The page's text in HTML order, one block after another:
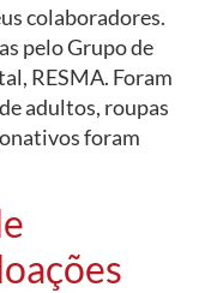
colaboradores.
pelo Grupo de
RESMA. Foram
adultos, roupas
foram